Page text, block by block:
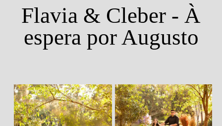
Flavia & Cleber - À
espera por Augusto